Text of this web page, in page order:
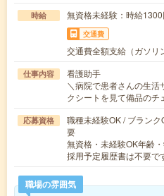
時給 無資格未経験：時給
交通費
交通費全額支給（ガソリ
仕事内容
看護助手
＼病院で患者さんの生活
クシートを見て備品の
応募資格
職種未経験OK / ブラン
要
無資格・未経験OK年齢
採用予定履歴書は不要
職場の雰囲気